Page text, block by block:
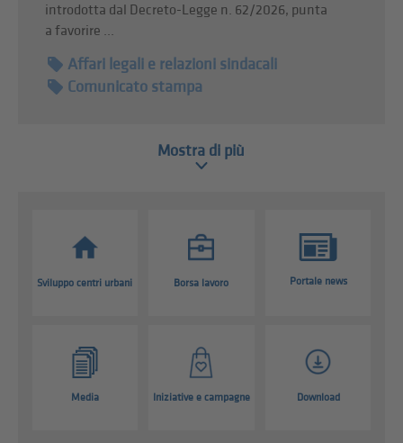
introdotta dal Decreto-Legge n. 62/2026, punta
a favorire ...
Affari legali e relazioni sindacali
Comunicato stampa
Mostra di più
Sviluppo centri urbani Borsa lavoro Portale news
Media Iniziative e campagne Download